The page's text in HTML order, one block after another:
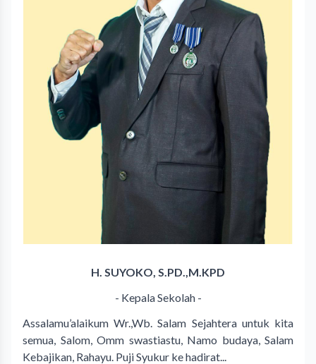
H. SUYOKO, S.PD.,M.KPD
- Kepala Sekolah -
Assalamu’alaikum Wr.,Wb. Salam Sejahtera untuk kita
semua, Salom, Omm swastiastu, Namo budaya, Salam
Kebajikan, Rahayu. Puji Syukur ke hadirat...